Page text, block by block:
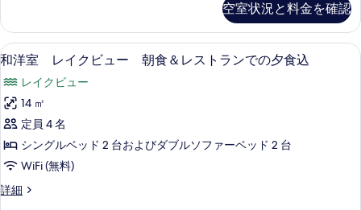
込
の
す
べ
て
の
写
を
食
込
の
詳
細
ー
朝
食
＆
イ
ン
ル
ー
ム
レ
イ
ク
ュ
ー
朝
食
＆
イ
ン
ル
空室状況と料金を確認
和
室
レ
イ
ク
ュ
5
和洋室 レイクビュー 朝食＆レストランでの夕食込
レイクビュー
14 ㎡
定員 4 名
シングルベッド 2 台およびダブルソファーベッド 2 台
WiFi (無料)
詳細
和